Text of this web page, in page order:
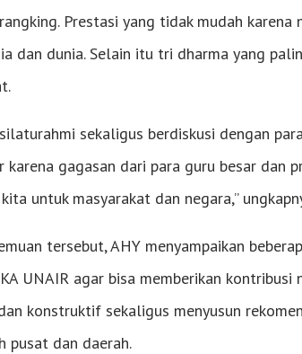
Prestasi yang tidak mudah
dan dunia. Selain itu tri dharma yang
sekaligus berdiskusi dengan
karena gagasan dari para guru besar dan
untuk masyarakat dan negara,”
tersebut, AHY menyampaikan
UNAIR agar bisa memberikan
konstruktif sekaligus menyusun
pusat dan daerah.